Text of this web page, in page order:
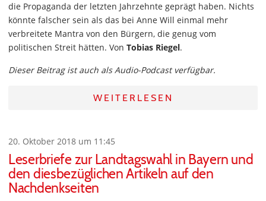
die Propaganda der letzten Jahrzehnte geprägt haben. Nichts
könnte falscher sein als das bei Anne Will einmal mehr
verbreitete Mantra von den Bürgern, die genug vom
politischen Streit hätten. Von Tobias Riegel.
Dieser Beitrag ist auch als Audio-Podcast verfügbar.
WEITERLESEN
20. Oktober 2018 um 11:45
Leserbriefe zur Landtagswahl in Bayern und
den diesbezüglichen Artikeln auf den
Nachdenkseiten